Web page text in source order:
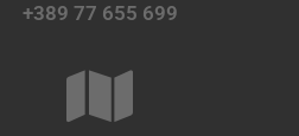
+389 77 655 699